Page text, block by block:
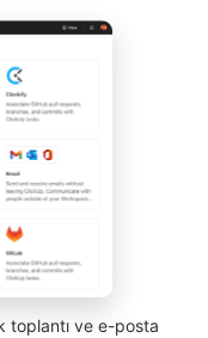
toplantı ve e-posta